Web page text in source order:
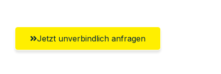
Jetzt unverbindlich anfragen